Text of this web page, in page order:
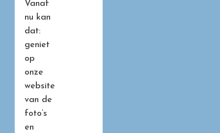
Vanaf
nu kan
dat:
geniet
op
onze
website
van de
foto’s
en